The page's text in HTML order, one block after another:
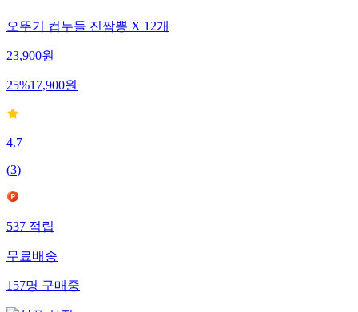
오뚜기 컵누들 진짬뽕 X 12개
23,900원
25%17,900원
4.7
(3)
537적립
무료배송
157명구매중